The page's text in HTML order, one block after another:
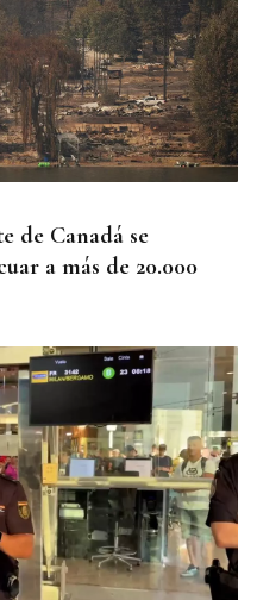
de Canadá se
a más de 20.000